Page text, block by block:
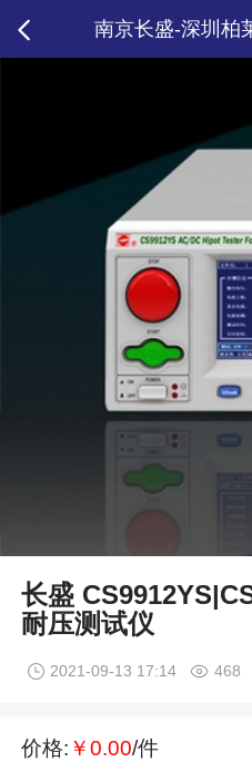
南京长盛-深圳柏
长盛
耐压测试仪
2021-09-13 17:14 468
价格: ￥0.00/件